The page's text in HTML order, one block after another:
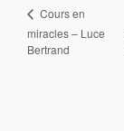
Cours en
miracles – Luce
Bertrand